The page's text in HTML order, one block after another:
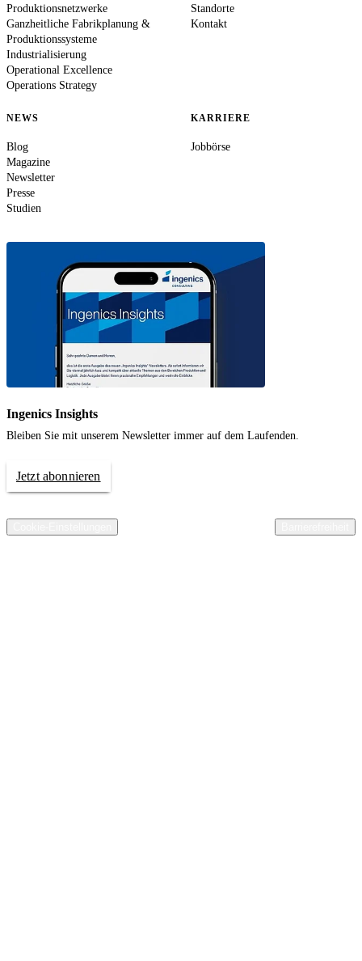
Produktionsnetzwerke
Ganzheitliche Fabrikplanung &
Produktionssysteme
Industrialisierung
Operational Excellence
Operations Strategy
Standorte
Kontakt
NEWS
Blog
Magazine
Newsletter
Presse
Studien
KARRIERE
Jobbörse
Ingenics Insights
Bleiben Sie mit unserem Newsletter immer auf dem Laufenden.
Jetzt abonnieren
© 2026 Ingenics AG. All rights reserved.